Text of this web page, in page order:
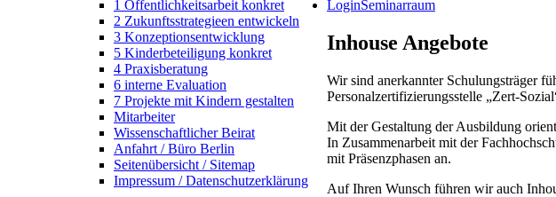
1 Öffentlichkeitsarbeit konkret
2 Zukunftsstrategieen entwickeln
3 Konzeptionsentwicklung
5 Kinderbeteiligung konkret
4 Praxisberatung
6 interne Evaluation
7 Projekte mit Kindern gestalten
Mitarbeiter
Wissenschaftlicher Beirat
Anfahrt / Büro Berlin
Seitenübersicht / Sitemap
Impressum / Datenschutzerklärung
LoginSeminarraum
Inhouse Angebote
Wir sind anerkannter Schulungsträger
Personalzertifizierungsstelle „Zert-
Mit der Gestaltung der Ausbildung
In Zusammenarbeit mit der
mit Präsenzphasen an.
Auf Ihren Wunsch führen wir auch